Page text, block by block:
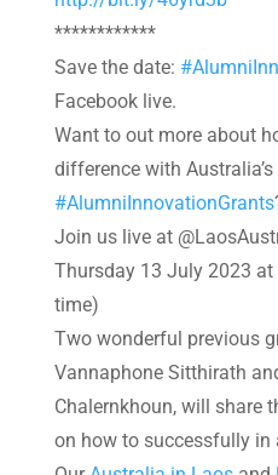
************
Save the date:
Facebook live.
Want to out more about
difference with Australia’s
#AlumniInnovationGrants
Join us live at
Thursday 13 July 2023
time)
Two wonderful previous
Vannaphone Sitthirath
Chalernkhoun, will share
on how to successfully